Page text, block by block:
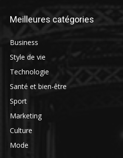
Meilleures catégories
Business
Style de vie
Technologie
Santé et bien-être
Sport
Marketing
Culture
Mode